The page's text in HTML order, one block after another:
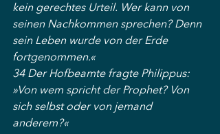
kein gerechtes Urteil. Wer kann von
seinen Nachkommen sprechen? Denn
sein Leben wurde von der Erde
fortgenommen.«
34 Der Hofbeamte fragte Philippus:
»Von wem spricht der Prophet? Von
sich selbst oder von jemand
anderem?«